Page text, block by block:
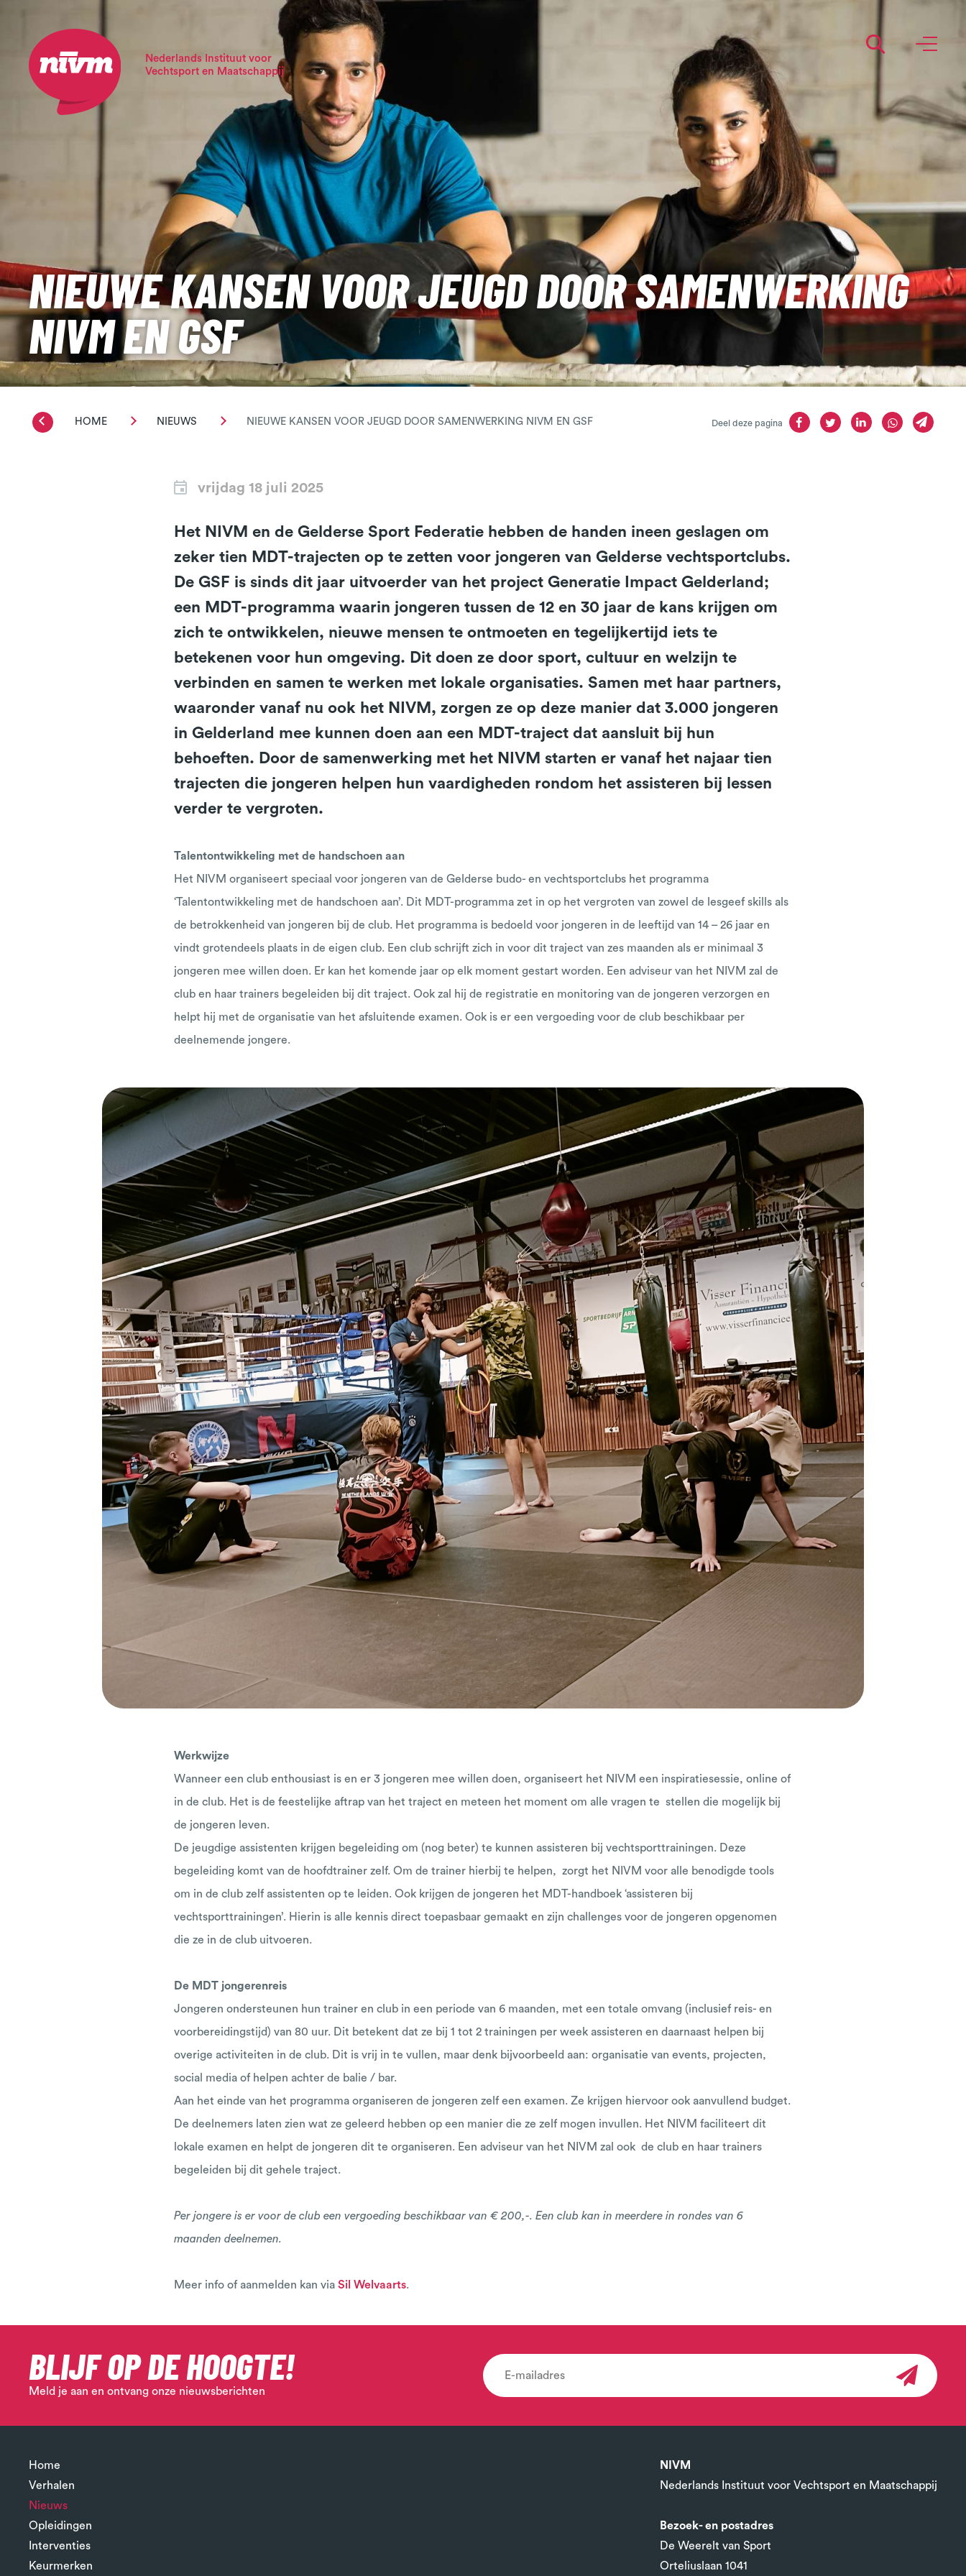
Nederlands Instituut voor
Vechtsport en Maatschappij
NIEUWE KANSEN VOOR JEUGD DOOR SAMENWERKING
NIVM EN GSF
Deel deze pagina
HOME NIEUWS NIEUWE KANSEN VOOR JEUGD DOOR SAMENWERKING NIVM EN GSF
vrijdag 18 juli 2025
Het NIVM en de Gelderse Sport Federatie hebben de handen ineen geslagen om
zeker tien MDT-trajecten op te zetten voor jongeren van Gelderse vechtsportclubs.
De GSF is sinds dit jaar uitvoerder van het project Generatie Impact Gelderland;
een MDT-programma waarin jongeren tussen de 12 en 30 jaar de kans krijgen om
zich te ontwikkelen, nieuwe mensen te ontmoeten en tegelijkertijd iets te
betekenen voor hun omgeving. Dit doen ze door sport, cultuur en welzijn te
verbinden en samen te werken met lokale organisaties. Samen met haar partners,
waaronder vanaf nu ook het NIVM, zorgen ze op deze manier dat 3.000 jongeren
in Gelderland mee kunnen doen aan een MDT-traject dat aansluit bij hun
behoeften.​ Door de samenwerking met het NIVM starten er vanaf het najaar tien
trajecten die jongeren helpen hun vaardigheden rondom het assisteren bij lessen
verder te vergroten.
Talentontwikkeling met de handschoen aan
Het NIVM organiseert speciaal voor jongeren van de Gelderse budo- en vechtsportclubs het programma
‘Talentontwikkeling met de handschoen aan’. Dit MDT-programma zet in op het vergroten van zowel de lesgeef skills als
de betrokkenheid van jongeren bij de club. Het programma is bedoeld voor jongeren in de leeftijd van 14 – 26 jaar en
vindt grotendeels plaats in de eigen club. Een club schrijft zich in voor dit traject van zes maanden als er minimaal 3
jongeren mee willen doen. Er kan het komende jaar op elk moment gestart worden. Een adviseur van het NIVM zal de
club en haar trainers begeleiden bij dit traject. Ook zal hij de registratie en monitoring van de jongeren verzorgen en
helpt hij met de organisatie van het afsluitende examen. Ook is er een vergoeding voor de club beschikbaar per
deelnemende jongere.
Werkwijze
Wanneer een club enthousiast is en er 3 jongeren mee willen doen, organiseert het NIVM een inspiratiesessie, online of
in de club. Het is de feestelijke aftrap van het traject en meteen het moment om alle vragen te stellen die mogelijk bij
de jongeren leven.
De jeugdige assistenten krijgen begeleiding om (nog beter) te kunnen assisteren bij vechtsporttrainingen. Deze
begeleiding komt van de hoofdtrainer zelf. Om de trainer hierbij te helpen, zorgt het NIVM voor alle benodigde tools
om in de club zelf assistenten op te leiden. Ook krijgen de jongeren het MDT-handboek ‘assisteren bij
vechtsporttrainingen’. Hierin is alle kennis direct toepasbaar gemaakt en zijn challenges voor de jongeren opgenomen
die ze in de club uitvoeren.
De MDT jongerenreis
Jongeren ondersteunen hun trainer en club in een periode van 6 maanden, met een totale omvang (inclusief reis- en
voorbereidingstijd) van 80 uur. Dit betekent dat ze bij 1 tot 2 trainingen per week assisteren en daarnaast helpen bij
overige activiteiten in de club. Dit is vrij in te vullen, maar denk bijvoorbeeld aan: organisatie van events, projecten,
social media of helpen achter de balie / bar.
Aan het einde van het programma organiseren de jongeren zelf een examen. Ze krijgen hiervoor ook aanvullend budget.
De deelnemers laten zien wat ze geleerd hebben op een manier die ze zelf mogen invullen. Het NIVM faciliteert dit
lokale examen en helpt de jongeren dit te organiseren. Een adviseur van het NIVM zal ook de club en haar trainers
begeleiden bij dit gehele traject.
Per jongere is er voor de club een vergoeding beschikbaar van € 200,-. Een club kan in meerdere in rondes van 6
maanden deelnemen.
Meer info of aanmelden kan via Sil Welvaarts.
BLIJF OP DE HOOGTE!
Meld je aan en ontvang onze nieuwsberichten
Home
Verhalen
Nieuws
Opleidingen
Interventies
Keurmerken
NIVM
Nederlands Instituut voor Vechtsport en Maatschappij
Bezoek- en postadres
De Weerelt van Sport
Orteliuslaan 1041